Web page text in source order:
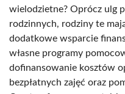
wielodzietne? Oprócz ulg
rodzinnych, rodziny te
dodatkowe wsparcie
własne programy
dofinansowanie kosztów
bezpłatnych zajęć oraz